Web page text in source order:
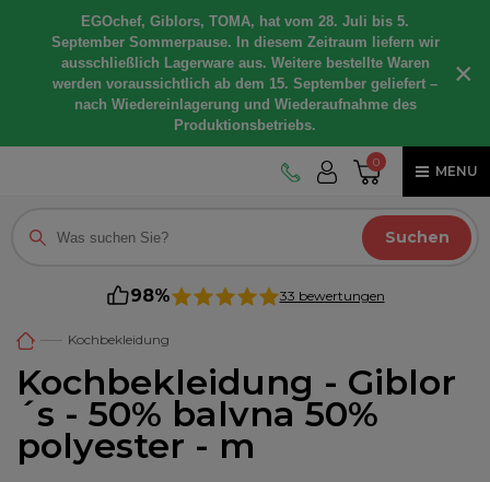
EGOchef, Giblors, TOMA, hat vom 28. Juli bis 5.
September Sommerpause. In diesem Zeitraum liefern wir
ausschließlich Lagerware aus. Weitere bestellte Waren
werden voraussichtlich ab dem 15. September geliefert –
nach Wiedereinlagerung und Wiederaufnahme des
Produktionsbetriebs.
×
0
MENU
Suchen
98% 33 bewertungen
Kochbekleidung
Kochbekleidung - Giblor
´s - 50% balvna 50%
polyester - m